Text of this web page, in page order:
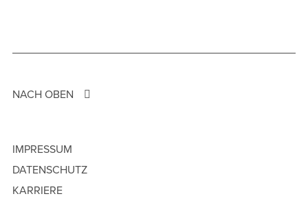
NACH OBEN
IMPRESSUM
DATENSCHUTZ
KARRIERE